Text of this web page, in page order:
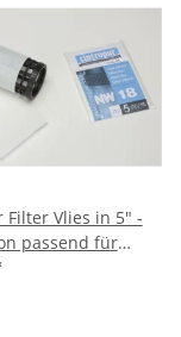
Filter Vlies in 5" -
passend für